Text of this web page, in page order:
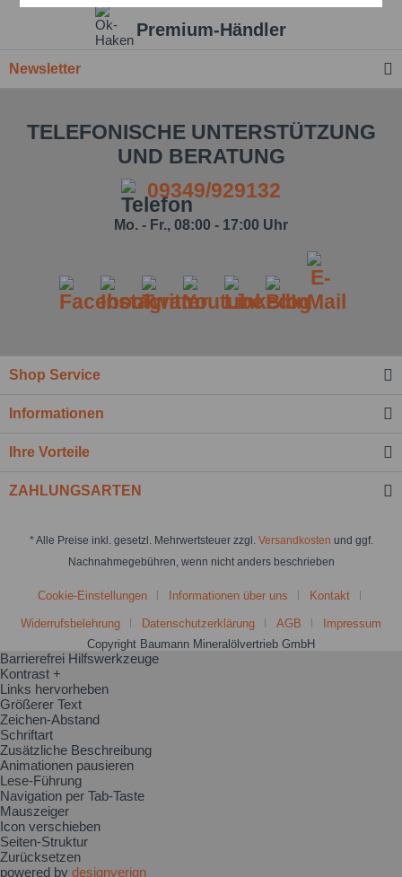
Premium-Händler
Newsletter
TELEFONISCHE UNTERSTÜTZUNG
UND BERATUNG
09349/929132
Mo. - Fr., 08:00 - 17:00 Uhr
Shop Service
Informationen
Ihre Vorteile
ZAHLUNGSARTEN
* Alle Preise inkl. gesetzl. Mehrwertsteuer zzgl. Versandkosten und ggf.
Nachnahmegebühren, wenn nicht anders beschrieben
Cookie-Einstellungen Informationen über uns Kontakt
Widerrufsbelehrung Datenschutzerklärung AGB
Impressum
Copyright Baumann Mineralölvertrieb GmbH
Barrierefrei Hilfswerkzeuge
Kontrast +
Links hervorheben
Größerer Text
Zeichen-Abstand
Schriftart
Zusätzliche Beschreibung
Animationen pausieren
Lese-Führung
Navigation per Tab-Taste
Mauszeiger
Icon verschieben
Seiten-Struktur
Zurücksetzen
powered by designverign